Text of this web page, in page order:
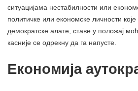
ситуацијама нестабилности или
политичке или економске личности
демократске алате, ставе у положај
касније се одрекну да га напусте.
Економија